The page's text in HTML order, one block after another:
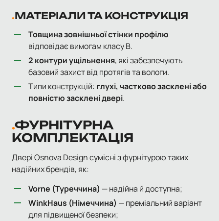
МАТЕРІАЛИ ТА КОНСТРУКЦІЯ
Товщина зовнішньої стінки профілю
відповідає вимогам класу B.
2 контури ущільнення, які забезпечують
базовий захист від протягів та вологи.
Типи конструкцій: глухі, частково засклені або
повністю засклені двері.
ФУРНІТУРНА
КОМПЛЕКТАЦІЯ
Двері Osnova Design сумісні з фурнітурою таких
надійних брендів, як:
Vorne (Туреччина) — надійна й доступна;
WinkHaus (Німеччина) — преміальний варіант
для підвищеної безпеки;